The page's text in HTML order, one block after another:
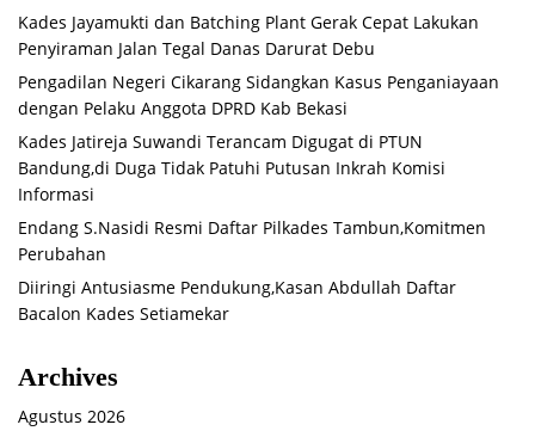
Kades Jayamukti dan Batching Plant Gerak Cepat Lakukan
Penyiraman Jalan Tegal Danas Darurat Debu
Pengadilan Negeri Cikarang Sidangkan Kasus Penganiayaan
dengan Pelaku Anggota DPRD Kab Bekasi
Kades Jatireja Suwandi Terancam Digugat di PTUN
Bandung,di Duga Tidak Patuhi Putusan Inkrah Komisi
Informasi
Endang S.Nasidi Resmi Daftar Pilkades Tambun,Komitmen
Perubahan
Diiringi Antusiasme Pendukung,Kasan Abdullah Daftar
Bacalon Kades Setiamekar
Archives
Agustus 2026